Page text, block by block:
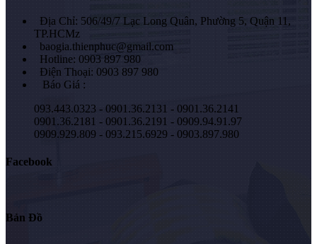
Địa Chỉ: 506/49/7 Lạc Long Quân, Phường 5, Quận 11,
TP.HCMz
baogia.thienphuc@gmail.com
Hotline: 0903 897 980
Điện Thoại: 0903 897 980
Báo Giá :
093.443.0323 - 0901.36.2131 - 0901.36.2141
0901.36.2181 - 0901.36.2191 - 0909.94.91.97
0909.929.809 - 093.215.6929 - 0903.897.980
Facebook
Bản Đồ